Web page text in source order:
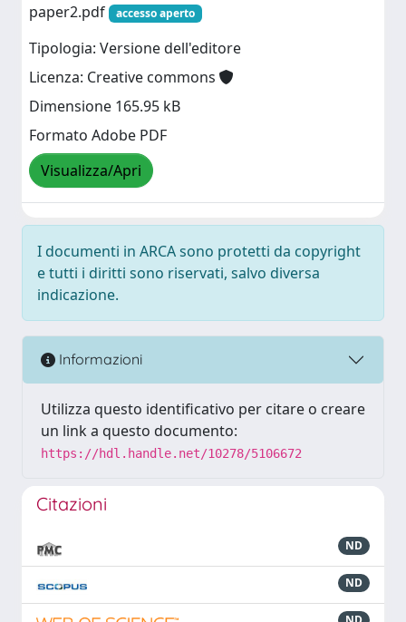
paper2.pdf
accesso aperto
Tipologia: Versione dell'editore
Licenza: Creative commons
Dimensione 165.95 kB
Formato Adobe PDF
Visualizza/Apri
I documenti in ARCA sono protetti da copyright
e tutti i diritti sono riservati, salvo diversa
indicazione.
Informazioni
Utilizza questo identificativo per citare o creare
un link a questo documento:
https://hdl.handle.net/10278/5106672
Citazioni
ND
ND